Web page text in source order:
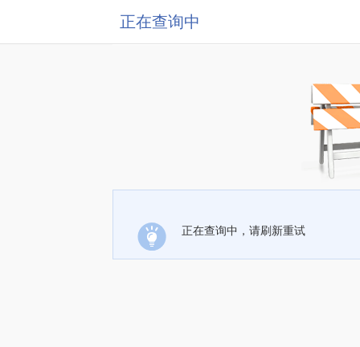
正在查询中
正在查询中，请刷新重试